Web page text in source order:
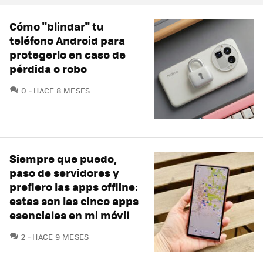
Cómo "blindar" tu
teléfono Android para
protegerlo en caso de
pérdida o robo
0 COMENTARIOS
HACE 8 MESES
Siempre que puedo,
paso de servidores y
prefiero las apps offline:
estas son las cinco apps
esenciales en mi móvil
2 COMENTARIOS
HACE 9 MESES